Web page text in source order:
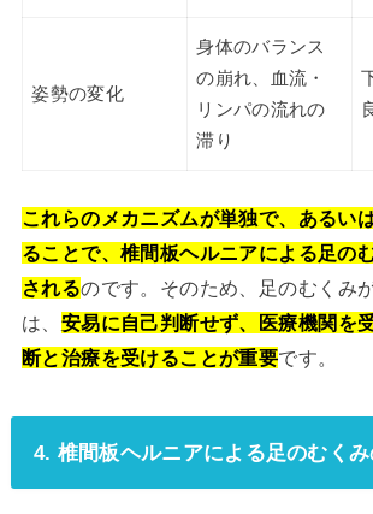
姿勢の変化
身体のバランス
の崩れ、血流・
リンパの流れの
滞り
これらのメカニズムが単独で、あるい
ることで、椎間板ヘルニアによる足の
されるのです。そのため、足のむくみ
は、 安易に自己判断せず、医療機関を
断と治療を受けることが重要です。
4. 椎間板ヘルニアによる足のむく